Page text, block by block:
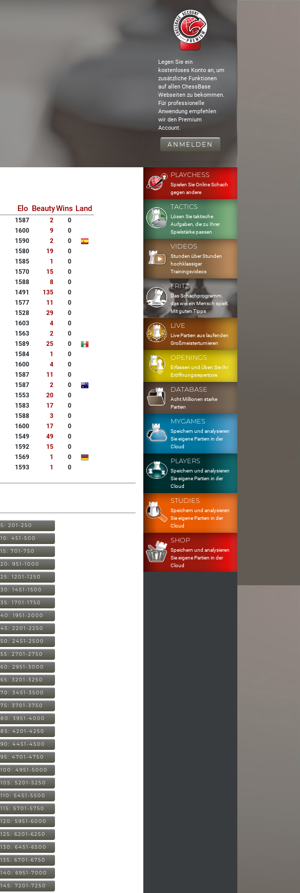
Legen Sie ein
kostenloses Konto an, um
zusätzliche Funktionen
auf allen ChessBase
Webseiten zu bekommen.
Für professionelle
Anwendung empfehlen
wir den Premium
Account.
ANMELDEN
Elo BeautyWins Land
1587 2
0
1600 9
0
1590 2
0
1580 19
0
1585 1
0
1570 15
0
1588 8
0
1491 135
0
1577 11
0
1528 29
0
1603 4
0
1563 2
0
1589 25
0
1584 1
0
1600 4
0
1587 11
0
1587 2
0
1553 20
0
1583 17
0
1588 3
0
1600 17
0
1549 49
0
1592 15
0
1569 1
0
1593 1 0
5: 201-250
10: 451-500
15: 701-750
20: 951-1000
25: 1201-1250
30: 1451-1500
35: 1701-1750
40: 1951-2000
45: 2201-2250
50: 2451-2500
55: 2701-2750
60: 2951-3000
65: 3201-3250
70: 3451-3500
75: 3701-3750
80: 3951-4000
85: 4201-4250
90: 4451-4500
95: 4701-4750
100: 4951-5000
105: 5201-5250
110: 5451-5500
115: 5701-5750
120: 5951-6000
125: 6201-6250
130: 6451-6500
135: 6701-6750
140: 6951-7000
145: 7201-7250
PLAYCHESS
Spielen Sie Online Schach
gegen andere
TACTICS
Lösen Sie taktische
Aufgaben, die zu Ihrer
Spielstärke passen
VIDEOS
Stunden über Stunden
hochklassiger
Trainingsvideos
FRITZ
Das Schachprogramm,
das wie ein Mensch spielt.
Mit guten Tipps
LIVE
Live Partien aus laufenden
Großmeisterturnieren
OPENINGS
Erfassen und Üben Sie Ihr
Eröffnungsrepertoire
DATABASE
Acht Millionen starke
Partien
MYGAMES
Speichern und analysieren
Sie eigene Partien in der
Cloud
PLAYERS
Speichern und analysieren
Sie eigene Partien in der
Cloud
STUDIES
Speichern und analysieren
Sie eigene Partien in der
Cloud
SHOP
Speichern und analysieren
Sie eigene Partien in der
Cloud